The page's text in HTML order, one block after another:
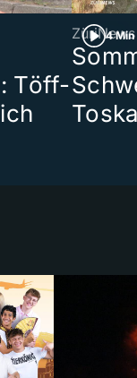
Töff-
4 Min
ZüriNews